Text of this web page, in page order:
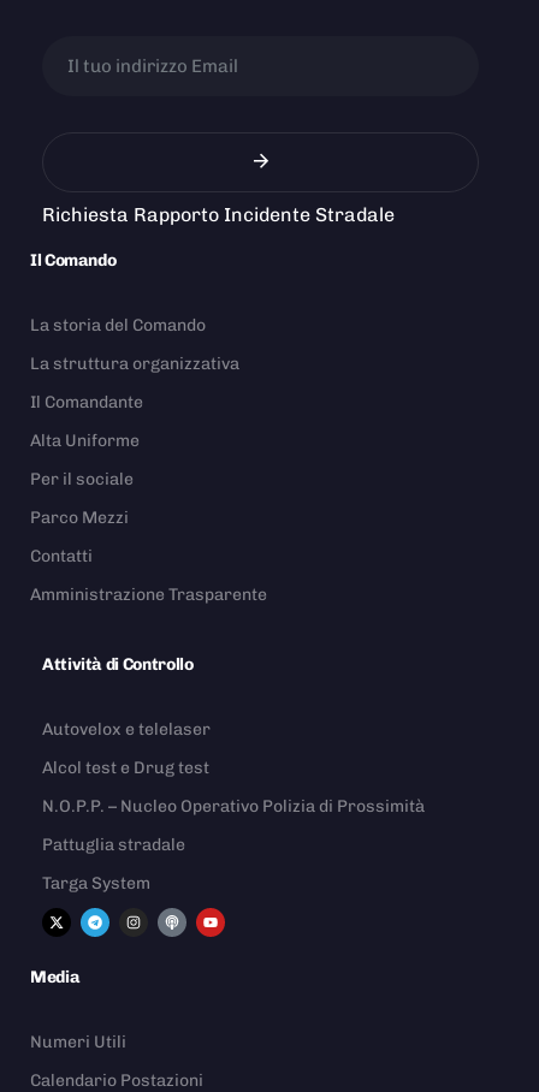
Richiesta Rapporto Incidente Stradale
Il Comando
La storia del Comando
La struttura organizzativa
Il Comandante
Alta Uniforme
Per il sociale
Parco Mezzi
Contatti
Amministrazione Trasparente
Attività di Controllo
Autovelox e telelaser
Alcol test e Drug test
N.O.P.P. – Nucleo Operativo Polizia di Prossimità
Pattuglia stradale
Targa System
Media
Numeri Utili
Calendario Postazioni